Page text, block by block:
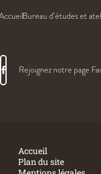
Bureau d’études et
Rejoignez notre page
Accueil
Plan du site